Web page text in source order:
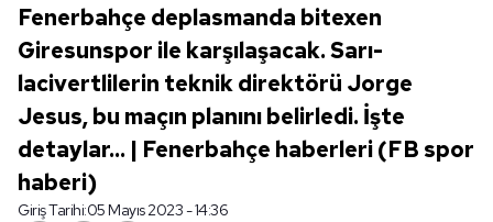
Fenerbahçe deplasmanda bitexen
Giresunspor ile karşılaşacak. Sarı-
lacivertlilerin teknik direktörü Jorge
Jesus, bu maçın planını belirledi. İşte
detaylar... | Fenerbahçe haberleri (FB spor
haberi)
Giriş Tarihi:05 Mayıs 2023 - 14:36